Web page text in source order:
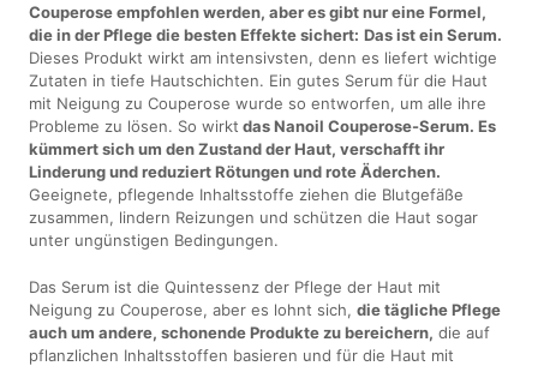
Couperose empfohlen werden, aber es gibt nur eine Formel,
die in der Pflege die besten Effekte sichert: Das ist ein Serum.
Dieses Produkt wirkt am intensivsten, denn es liefert wichtige
Zutaten in tiefe Hautschichten. Ein gutes Serum für die Haut
mit Neigung zu Couperose wurde so entworfen, um alle ihre
Probleme zu lösen. So wirkt das Nanoil Couperose-Serum. Es
kümmert sich um den Zustand der Haut, verschafft ihr
Linderung und reduziert Rötungen und rote Äderchen.
Geeignete, pflegende Inhaltsstoffe ziehen die Blutgefäße
zusammen, lindern Reizungen und schützen die Haut sogar
unter ungünstigen Bedingungen.
Das Serum ist die Quintessenz der Pflege der Haut mit
Neigung zu Couperose, aber es lohnt sich,die tägliche Pflege
auch um andere, schonende Produkte zu bereichern, die auf
pflanzlichen Inhaltsstoffen basieren und für die Haut mit